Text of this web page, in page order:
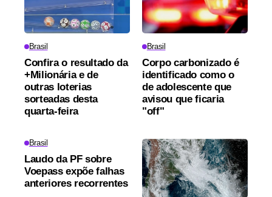
Brasil
Confira o resultado da
+Milionária e de
outras loterias
sorteadas desta
quarta-feira
Brasil
Corpo carbonizado é
identificado como o
de adolescente que
avisou que ficaria
"off"
Brasil
Laudo da PF sobre
Voepass expõe falhas
anteriores recorrentes